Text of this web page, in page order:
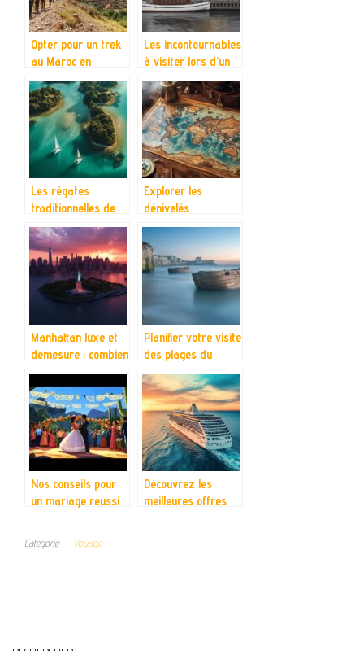
Opter pour un trek
au Maroc en
compagnie d’un
guide local
expérimenté
Les incontournables
à visiter lors d’un
séjour à
Copenhague
Les régates
traditionnelles de
Bay of Islands à
Paihia : le paradis
de Nouvelle-
Zélande
Explorer les
dénivelés
terrestres avec les
cartes du monde
détaillées : du
Everest aux fosses
océaniques
Manhattan luxe et
demesure : combien
investir pour un
sejour inoubliable
Planifier votre visite
des plages du
debarquement :
L’itineraire parfait
entre histoire et
memoire
Nos conseils pour
un mariage reussi
San Miguel de
Découvrez les
meilleures offres
Catégorie Voyage